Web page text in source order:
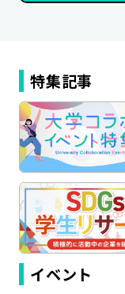
特集記事
イベント